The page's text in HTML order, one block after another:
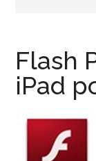
Flash
iPad